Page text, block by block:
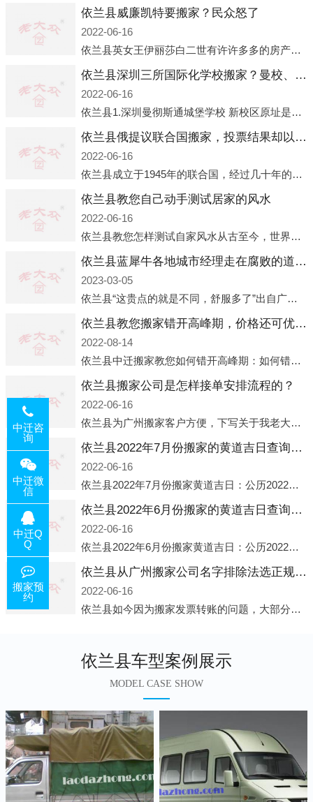
依兰县威廉凯特要搬家？民众怒了
2022-06-16
依兰县英女王伊丽莎白二世有许许多多的房产，遍布英国各地。而作为英女王的亲孙子、未来的英国国王，威廉王子自然也能享受到女王的房产。目前，威廉凯特以及三个孩子有两个经常居住的地点，一处是位于伦敦的肯辛顿宫，一处
依兰县深圳三所国际化学校搬家？曼校、QSI、南山中英文搬走了
2022-06-16
依兰县1.深圳曼彻斯通城堡学校 新校区原址是蛇口国际据悉，此次曼彻斯通城堡学校搬迁到蛇口新校区的开办与蛇口外籍人员子女学校（蛇口国际）有很大的关联。2021年，太子湾实验部就宣布在2022年正式并入蛇口外籍
依兰县俄提议联合国搬家，投票结果却以惨败收场
2022-06-16
依兰县成立于1945年的联合国，经过几十年的发展，如今拥有193个成员国。拥有如此众多会员国的联合国，可以说是世界上最具代表性的国际组织，也是世界上分量最重、有着较高话语权的国际组织。但以美国为首的西方国家
依兰县教您自己动手测试居家的风水
2022-06-16
依兰县教您怎样测试自家风水从古至今，世界各地的人们都在研究人在乾坤中的位置以及它们所形成的关系。通过探究季节转换、星象变化，并且在所观测到的自然规律的指导下，人们开始认识到居住在不同住宅中的人，其一生中的财
依兰县蓝犀牛各地城市经理走在腐败的道路上
2023-03-05
依兰县“这贵点的就是不同，舒服多了”出自广州运营邓经理的口中。2023年开年刚出来，三个司机（加盟蓝犀牛的个人队伍）便请广州经理去佛山娱乐场所大消费了一次，据知悉一晚消费达一万多，由三人平摊费用，燃鹅这样的
依兰县教您搬家错开高峰期，价格还可优惠！
2022-08-14
依兰县中迁搬家教您如何错开高峰期：如何错开高峰期搬家，中迁搬家做了一些电话数据统计和分析，发现市民中午2点左右访问网站的人是最多的，电话咨询是早上9点左右是最多的，预约搬家周六和周日是最多的，网上QQ微
依兰县搬家公司是怎样接单安排流程的？
2022-06-16
依兰县为广州搬家客户方便，下写关于我老大众搬家公司接单的流程，九条给搬家朋友参考，了解搬家公司工序，免去搬家时的没有准备好的工作，给您及时快速的搬好家。一．电话咨询：专人接待客户电话咨询，初步了解客户搬 家
依兰县2022年7月份搬家的黄道吉日查询大全一览表哪天适合搬家好日子
2022-06-16
依兰县2022年7月份搬家黄道吉日：公历2022年7月6日 农历六月初八 星期三 冲虎(甲寅)公历2022年7月12日 农历六月十四 星期二 冲猴(庚申)公历2022年7月13日 农历六月十五 星期三 冲鸡
依兰县2022年6月份搬家的黄道吉日查询大全一览表哪天适合搬家好日子
2022-06-16
依兰县2022年6月份搬家黄道吉日：公历2022年6月1日 农历五月初三 星期三 冲兔(己卯)公历2022年6月4日 农历五月初六 星期六 冲马(壬午)公历2022年6月8日 农历五月初十 星期三 冲狗(丙
依兰县从广州搬家公司名字排除法选正规公司
2022-06-16
依兰县如今因为搬家发票转账的问题，大部分搬家公司都已经注册了营业执照，早5年前基本上所谓的搬家公司都是无注册状态也就是无照营业，由于企业注册量大增所以各种企业信息展示平台如雨后春笋般遍地开花，如：天眼查，企
依兰县车型案例展示
MODEL CASE SHOW
中迁咨
询
中迁微
信
中迁Q
Q
搬家预
约